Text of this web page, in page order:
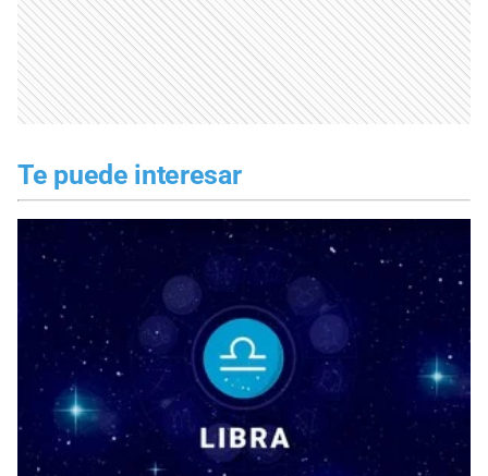
Te puede interesar